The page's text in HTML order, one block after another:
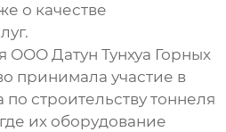
о качестве
Датун Тунхуа Горных
принимала участие в
строительству тоннеля
их оборудование